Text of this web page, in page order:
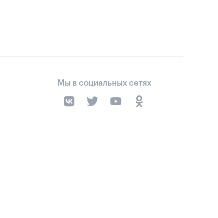
Мы в социальных сетях